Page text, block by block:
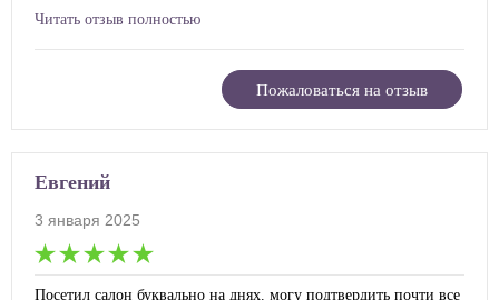
выставил. По времени продажа заняла чуть больше месяца, тем
Читать отзыв полностью
Пожаловаться на отзыв
Евгений
3 января 2025
Посетил салон буквально на днях. могу подтвердить почти все